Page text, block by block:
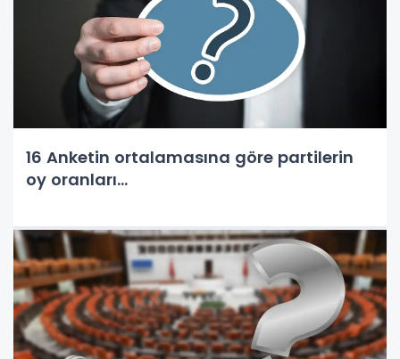
16 Anketin ortalamasına göre partilerin
oy oranları...